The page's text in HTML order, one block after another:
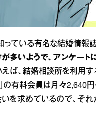
知っている有名な結婚情報
多いようで、アンケー
ば、結婚相談所を利用
』の有料会員は月々2,640
を求めているので、そ